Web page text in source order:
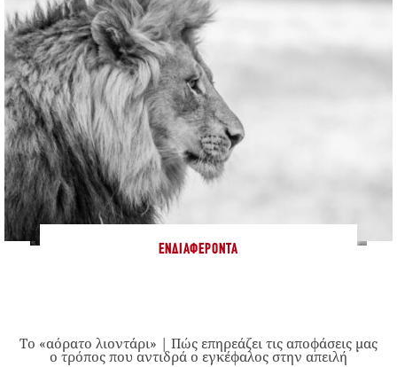
ΕΝΔΙΑΦΈΡΟΝΤΑ
Το «αόρατο λιοντάρι» | Πώς επηρεάζει τις αποφάσεις μας
ο τρόπος που αντιδρά ο εγκέφαλος στην απειλή